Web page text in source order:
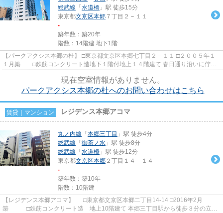
総武線 「 水道橋 」駅 徒歩15分
東京都文京区本郷 ７丁目２－１１
-
築年数：築20年
階数：14階建 地下1階
【パークアクシス本郷の杜】 □東京都文京区本郷七丁目２－１１ □２００５年１
１月築 □鉄筋コンクリート造地下１階付地上１４階建て 春日通り沿いに佇む
現在空室情報がありません。
パークアクシス本郷の杜へのお問い合わせはこちら
賃貸｜マンション レジデンス本郷アコマ
丸ノ内線 「 本郷三丁目 」駅 徒歩4分
総武線 「 御茶ノ水 」駅 徒歩8分
総武線 「 水道橋 」駅 徒歩12分
東京都文京区本郷 ２丁目１４－１４
-
築年数：築10年
階数：10階建
【レジデンス本郷アコマ】 □東京都文京区本郷二丁目14-14 □2016年2月
築 □鉄筋コンクリート造 地上10階建て 本郷三丁目駅から徒歩３分の立地